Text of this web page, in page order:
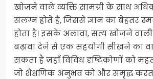
खोजने वाले व्यक्ति सामग्री के साथ
संलग्न होते हैं, जिससे ज्ञान का बेहतर
होता है। इसके अलावा, सत्य खोजने
बढ़ावा देने से एक सहयोगी सीखने का
सकता है जहाँ विविध दृष्टिकोणों को
जो शैक्षणिक अनुभव को और समृद्ध